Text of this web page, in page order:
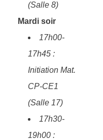
(Salle 8)
Mardi soir
17h00-
17h45 :
Initiation Mat.
CP-CE1
(Salle 17)
17h30-
19h00 :